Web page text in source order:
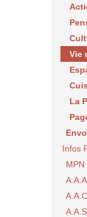
Vie
La
Infos
MPN
A.A.A.